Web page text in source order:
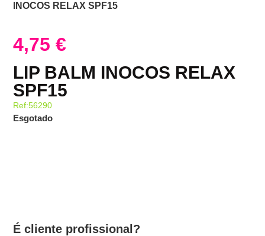
INOCOS RELAX SPF15
4,75€
LIP BALM INOCOS RELAX
SPF15
Ref:56290
Esgotado
É cliente profissional?